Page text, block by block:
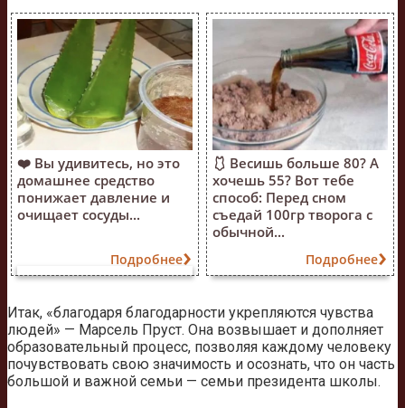
❤️ Вы удивитесь, но это
домашнее средство
понижает давление и
очищает сосуды...
Подробнее
🩱 Весишь больше 80? А
хочешь 55? Вот тебе
способ: Перед сном
съедай 100гр творога с
обычной...
Подробнее
Итак, «благодаря благодарности укрепляются чувства
людей» — Марсель Пруст. Она возвышает и дополняет
образовательный процесс, позволяя каждому человеку
почувствовать свою значимость и осознать, что он часть
большой и важной семьи — семьи президента школы.